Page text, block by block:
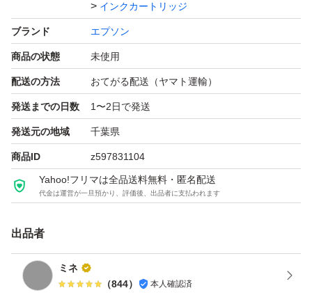
インクカートリッジ
ブランド エプソン
商品の状態 未使用
配送の方法 おてがる配送（ヤマト運輸）
発送までの日数 1〜2日で発送
発送元の地域 千葉県
商品ID z597831104
Yahoo!フリマは全品送料無料・匿名配送
代金は運営が一旦預かり、評価後、出品者に支払われます
出品者
ミネ
（844） 本人確認済